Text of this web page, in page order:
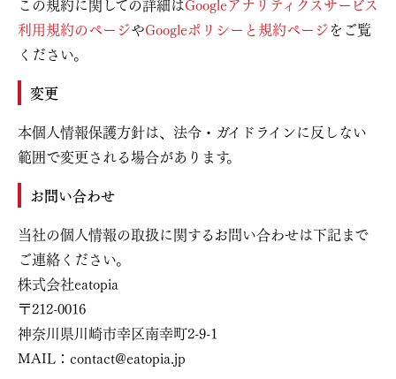
利用規約のページやGoogleポリシーと規約ページをご覧
ください。
変更
本個人情報保護方針は、法令・ガイドラインに反しない
範囲で変更される場合があります。
お問い合わせ
当社の個人情報の取扱に関するお問い合わせは下記まで
ご連絡ください。
株式会社eatopia
〒212-0016
神奈川県川崎市幸区南幸町2-9-1
MAIL：contact@eatopia.jp